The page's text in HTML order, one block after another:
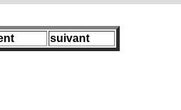
suivant